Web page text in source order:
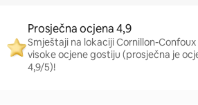
Prosječna ocjena 4,9
Smještaji na lokaciji Cornillon-Confoux
visoke ocjene gostiju (prosječna je
4,9/5)!